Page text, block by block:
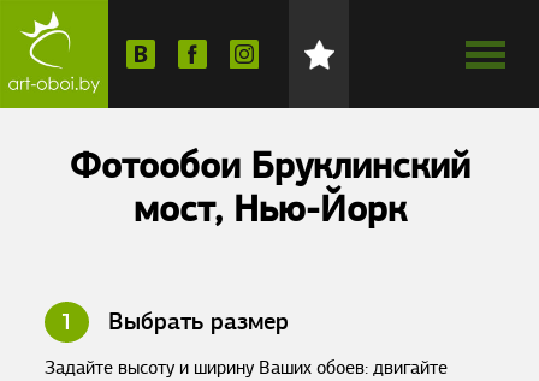
Фотообои Бруклинский
мост, Нью-Йорк
1 Выбрать размер
Задайте высоту и ширину Ваших обоев: двигайте